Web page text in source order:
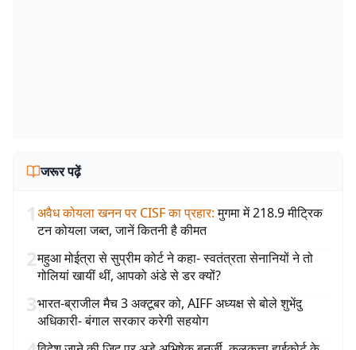
जरूर पढ़ें
1अवैध कोयला खनन पर CISF का प्रहार: मुगमा में 218.9 मीट्रिक
टन कोयला जब्त, जानें कितनी है कीमत
2महुआ मोईत्रा से सुप्रीम कोर्ट ने कहा- स्वतंत्रता सेनानियों ने तो
गोलियां खायीं थीं, आपको अंडे से डर क्यों?
3भारत-ब्राजील मैच 3 अक्टूबर को, AIFF अध्यक्ष से बोले शुभेंदु
अधिकारी- बंगाल सरकार करेगी सहयोग